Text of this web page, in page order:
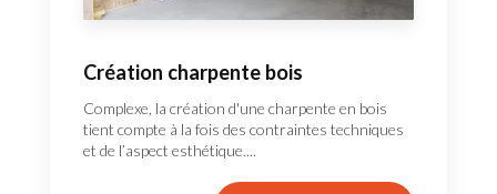
Création charpente bois
Complexe, la création d'une charpente en bois
tient compte à la fois des contraintes techniques
et de l’aspect esthétique....